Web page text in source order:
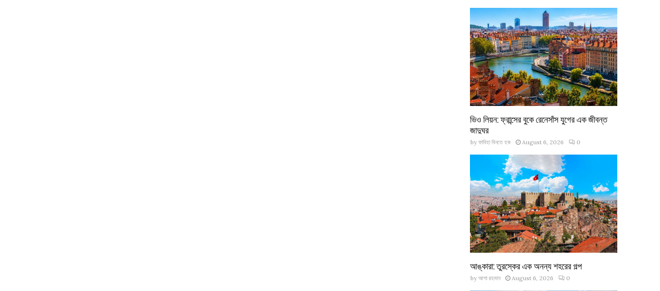
ভিও লিয়ন: ফ্রান্সের বুকে রেনেসাঁস যুগের এক জীবন্ত
জাদুঘর
by ফাবিহা বিনতে হক August 6, 2026 0
আঙ্কারা: তুরস্কের এক অনন্য শহরের গল্প
by আশা রহমান August 6, 2026 0